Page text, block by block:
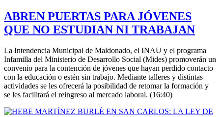
ABREN PUERTAS PARA JÓVENES
QUE NO ESTUDIAN NI TRABAJAN
La Intendencia Municipal de Maldonado, el INAU y el programa
Infamilla del Ministerio de Desarrollo Social (Mides) promoverán un
convenio para la contención de jóvenes que hayan perdido contacto
con la educación o estén sin trabajo. Mediante talleres y distintas
actividades se les ofrecerá la posibilidad de retomar la formación y
se les facilitará el reingreso al mercado laboral. (16:40)